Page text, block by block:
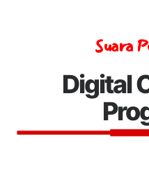
Suara
Digital